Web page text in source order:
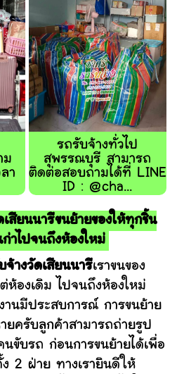
ม
า
รถรับจ้างทั่วไป
สุพรรณบุรี สามารถ
ติดต่อสอบถามได้ที่ LINE
ID : @cha...
สียนนารีขนย้ายของให้ทุกชิ้น
าไปจนถึงห้องใหม่
จ้างวัดเสียนนารีเราขนของ
องเดิม ไปจนถึงห้องใหม่
านมีประสบการณ์ การขนย้าย
ยครับลูกค้าสามารถถ่ายรูป
นขับรถ ก่อนการขนย้ายได้เพื่อ
ง 2 ฝ่าย ทางเรายินดีให้